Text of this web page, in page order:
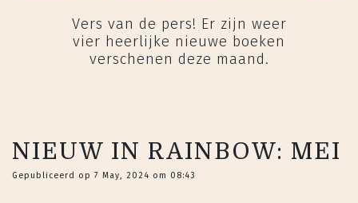
Vers van de pers! Er zijn weer
vier heerlijke nieuwe boeken
verschenen deze maand.
NIEUW IN RAINBOW: MEI
Gepubliceerd op 7 May, 2024 om 08:43